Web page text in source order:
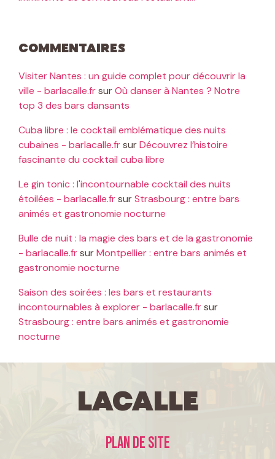
Commentaires
Visiter Nantes : un guide complet pour découvrir la
ville - barlacalle.frsurOù danser à Nantes ? Notre
top 3 des bars dansants
Cuba libre : le cocktail emblématique des nuits
cubaines - barlacalle.frsurDécouvrez l’histoire
fascinante du cocktail cuba libre
Le gin tonic : l'incontournable cocktail des nuits
étoilées - barlacalle.frsurStrasbourg : entre bars
animés et gastronomie nocturne
Bulle de nuit : la magie des bars et de la gastronomie
- barlacalle.frsurMontpellier : entre bars animés et
gastronomie nocturne
Saison des soirées : les bars et restaurants
incontournables à explorer - barlacalle.frsur
Strasbourg : entre bars animés et gastronomie
nocturne
LaCalle
Plan de site